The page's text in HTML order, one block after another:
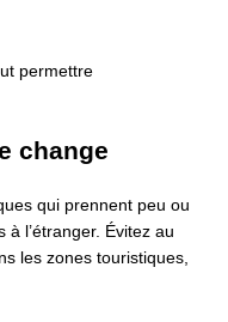
permettre
change
qui prennent peu ou
l’étranger. Évitez au
les zones touristiques,